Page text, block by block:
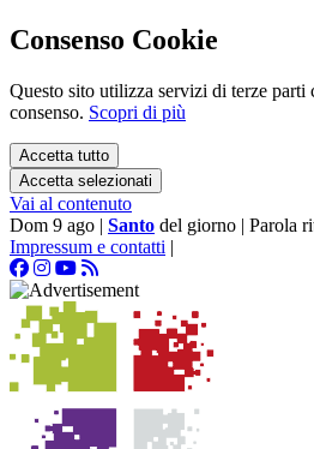
Consenso Cookie
Questo sito utilizza servizi di terze parti
consenso. Scopri di più
Accetta tutto
Accetta selezionati
Vai al contenuto
Dom 9 ago | Santo del giorno | Parola
Impressum e contatti |